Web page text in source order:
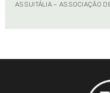
ASSUITÁLIA – ASSOCIAÇÃO